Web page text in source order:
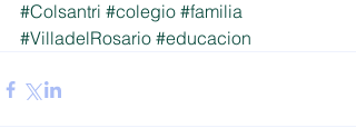
#Colsantri #colegio #familia
#VilladelRosario #educacion